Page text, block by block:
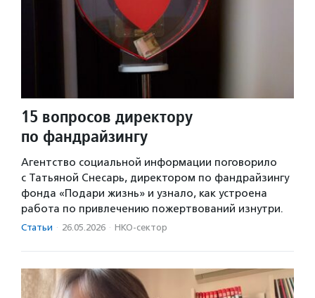
15 вопросов директору
по фандрайзингу
Агентство социальной информации поговорило
с Татьяной Снесарь, директором по фандрайзингу
фонда «Подари жизнь» и узнало, как устроена
работа по привлечению пожертвований изнутри.
Статьи · 26.05.2026 · НКО-сектор